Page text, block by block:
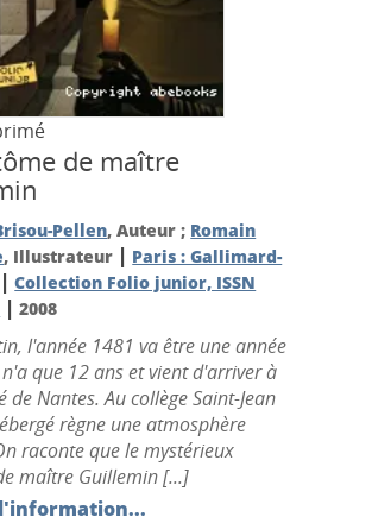
de maître
Pellen, Auteur ; Romain
, Illustrateur | Paris : Gallimard-
|Collection Folio junior, ISSN
|2008
l'année 1481 va être une année
que 12 ans et vient d'arriver à
de Nantes. Au collège Saint-Jean
règne une atmosphère
raconte que le mystérieux
maître Guillemin [...]